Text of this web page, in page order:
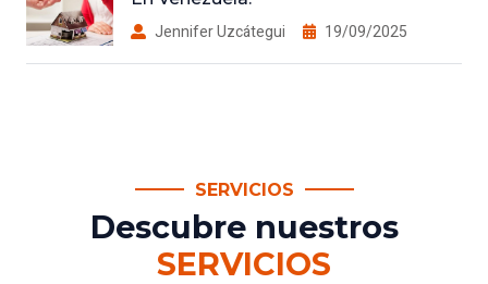
Jennifer Uzcátegui 19/09/2025
SERVICIOS
Descubre nuestros
SERVICIOS